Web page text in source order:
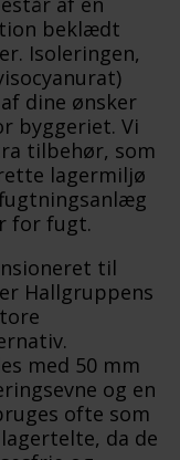
beklædt
Isoleringen,
dine ønsker
byggeriet. Vi
tilbehør, som
lagermiljø
for fugt.
til
Hallgruppens
med 50 mm
og en
ofte som
da de